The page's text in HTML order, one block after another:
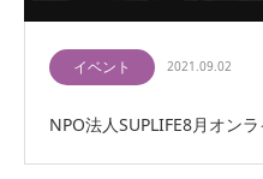
イベント 2021.09.02
NPO法人SUPLIFE8月オン